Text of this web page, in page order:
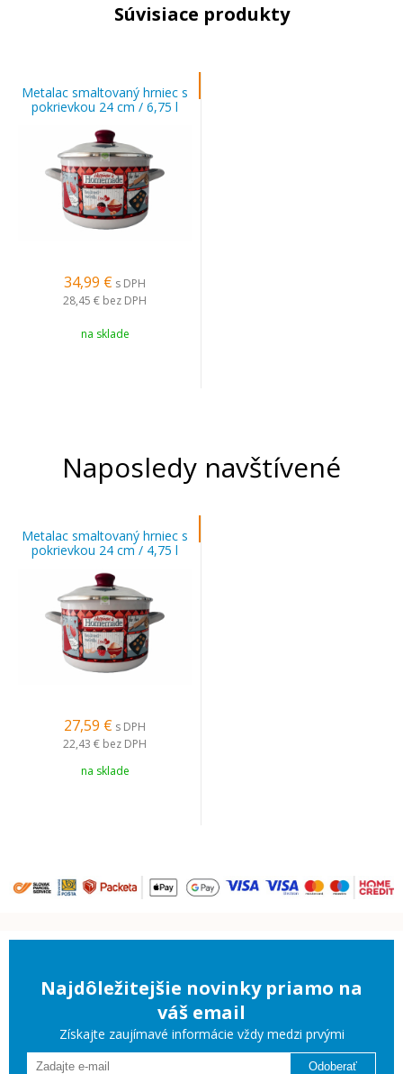
Súvisiace produkty
Metalac smaltovaný hrniec s
pokrievkou 24 cm / 6,75 l
34,99 € s DPH
28,45 € bez DPH
na sklade
Naposledy navštívené
Metalac smaltovaný hrniec s
pokrievkou 24 cm / 4,75 l
27,59 € s DPH
22,43 € bez DPH
na sklade
Najdôležitejšie novinky priamo na
váš email
Získajte zaujímavé informácie vždy medzi prvými
Odoberať